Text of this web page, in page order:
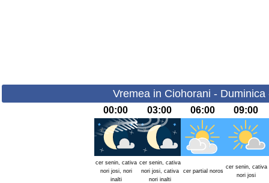
Vremea in Ciohorani - Duminica
00:00 03:00 06:00 09:00
cer senin, cativa
nori josi, nori
inalti
cer senin, cativa
nori josi, cativa
nori inalti
cer partial noros
cer senin, cativa
nori josi